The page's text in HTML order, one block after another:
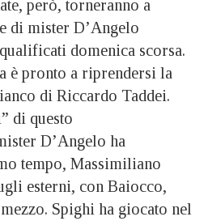
però, torneranno a
di mister D’Angelo
domenica scorsa.
è pronto a riprendersi la
di Riccardo Taddei.
di questo
D’Angelo ha
tempo, Massimiliano
esterni, con Baiocco,
Spighi ha giocato nel